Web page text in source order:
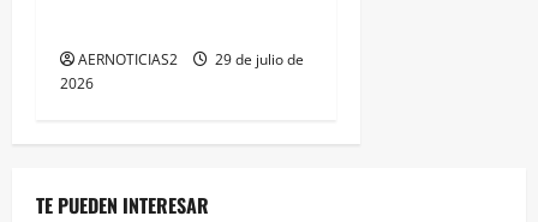
AERNOTICIAS2
29 de julio de
2026
TE PUEDEN INTERESAR